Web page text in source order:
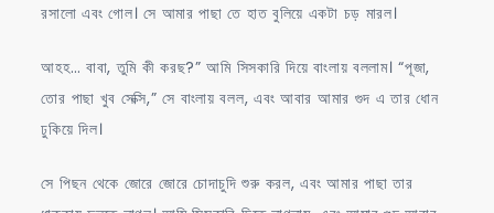
রসালো এবং গোল। সে আমার পাছা তে হাত বুলিয়ে একটা চড় মারল।
আহহ… বাবা, তুমি কী করছ?” আমি সিসকারি দিয়ে বাংলায় বললাম। “পূজা,
তোর পাছা খুব সেক্সি,” সে বাংলায় বলল, এবং আবার আমার গুদ এ তার ধোন
ঢুকিয়ে দিল।
সে পিছন থেকে জোরে জোরে চোদাচুদি শুরু করল, এবং আমার পাছা তার